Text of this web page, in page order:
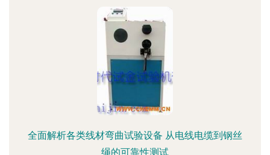
全面解析各类线材弯曲试验设备 从电线电缆到钢丝
绳的可靠性测试